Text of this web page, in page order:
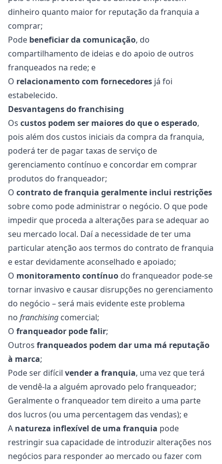
dinheiro quanto maior for reputação da franquia a
comprar;
Pode beneficiar da comunicação, do
compartilhamento de ideias e do apoio de outros
franqueados na rede; e
O relacionamento com fornecedores já foi
estabelecido.
Desvantagens do franchising
Os custos podem ser maiores do que o esperado,
pois além dos custos iniciais da compra da franquia,
poderá ter de pagar taxas de serviço de
gerenciamento contínuo e concordar em comprar
produtos do franqueador;
O contrato de franquia geralmente inclui restrições
sobre como pode administrar o negócio. O que pode
impedir que proceda a alterações para se adequar ao
seu mercado local. Daí a necessidade de ter uma
particular atenção aos termos do contrato de franquia
e estar devidamente aconselhado e apoiado;
O monitoramento contínuo do franqueador pode-se
tornar invasivo e causar disrupções no gerenciamento
do negócio – será mais evidente este problema
no franchising comercial;
O franqueador pode falir;
Outros franqueados podem dar uma má reputação
à marca;
Pode ser difícil vender a franquia, uma vez que terá
de vendê-la a alguém aprovado pelo franqueador;
Geralmente o franqueador tem direito a uma parte
dos lucros (ou uma percentagem das vendas); e
A natureza inflexível de uma franquia pode
restringir sua capacidade de introduzir alterações nos
negócios para responder ao mercado ou fazer com